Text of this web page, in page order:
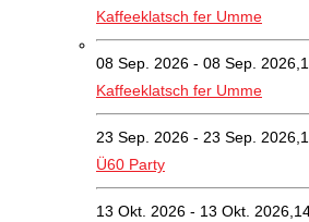
Kaffeeklatsch fer Umme
08 Sep. 2026 - 08 Sep.
Kaffeeklatsch fer Umme
23 Sep. 2026 - 23 Sep.
Ü60 Party
13 Okt. 2026 - 13 Okt.